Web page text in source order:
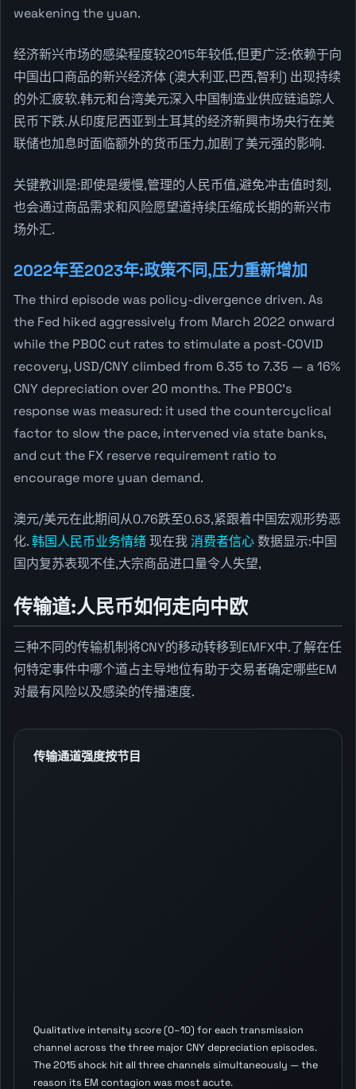
weakening the yuan.
经济新兴市场的感染程度较2015年较低,但更广泛:依赖于向
中国出口商品的新兴经济体 (澳大利亚,巴西,智利) 出现持续
的外汇疲软.韩元和台湾美元深入中国制造业供应链追踪人
民币下跌.从印度尼西亚到土耳其的经济新興市场央行在美
联储也加息时面临额外的货币压力,加剧了美元强的影响.
关键教训是:即使是缓慢,管理的人民币值,避免冲击值时刻,
也会通过商品需求和风险愿望道持续压缩成长期的新兴市
场外汇.
2022年至2023年:政策不同,压力重新增加
The third episode was policy-divergence driven. As
the Fed hiked aggressively from March 2022 onward
while the PBOC cut rates to stimulate a post-COVID
recovery, USD/CNY climbed from 6.35 to 7.35 — a 16%
CNY depreciation over 20 months. The PBOC's
response was measured: it used the countercyclical
factor to slow the pace, intervened via state banks,
and cut the FX reserve requirement ratio to
encourage more yuan demand.
澳元/美元在此期间从0.76跌至0.63,紧跟着中国宏观形势恶
化.韩国人民币业务情绪现在我消费者信心数据显示:中国
国内复苏表现不佳,大宗商品进口量令人失望,
传输道:人民币如何走向中欧
三种不同的传输机制将CNY的移动转移到EMFX中.了解在任
何特定事件中哪个道占主导地位有助于交易者确定哪些EM
对最有风险以及感染的传播速度.
传输通道强度按节目
Qualitative intensity score (0–10) for each transmission
channel across the three major CNY depreciation episodes.
The 2015 shock hit all three channels simultaneously — the
reason its EM contagion was most acute.